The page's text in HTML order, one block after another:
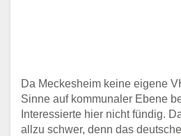
Da Meckesheim keine eigene
Sinne auf kommunaler Ebene
Interessierte hier nicht fündig.
allzu schwer, denn das deutsche